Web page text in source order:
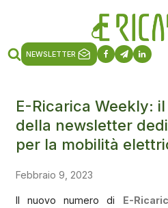
NEWSLETTER
E-Ricarica Weekly:
della newsletter
per la mobilità
Febbraio 9, 2023
Il nuovo numero di E-